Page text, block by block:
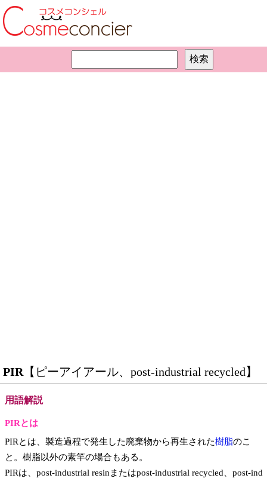
PIR 【ピーアイアール、post-industrial recycled】
用語解説
PIRとは
PIRとは、製造過程で発生した廃棄物から再生された樹脂のこ
と。樹脂以外の素竿の場合もある。
PIRは、post-industrial resinまたはpost-industrial recycled、post-ind